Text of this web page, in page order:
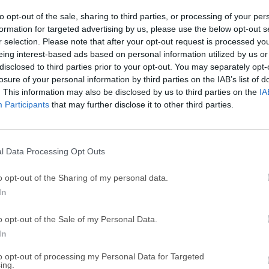
opt-out of the sale, sharing to third parties, or processing of your
for targeted advertising by us, please use the below opt-out
selection. Please note that after your opt-out request is processed
interest-based ads based on personal information utilized by us
to third parties prior to your opt-out. You may separately
of your personal information by third parties on the IAB’s list of
This information may also be disclosed by us to third parties on the
Participants that may further disclose it to other third parties.
Data Processing Opt Outs
opt-out of the Sharing of my personal data.
opt-out of the Sale of my Personal Data.
opt-out of processing my Personal Data for Targeted
GTA 6
GTA 6 for PS5 CapCut Desktop
Hero Wars
Hero Wars - Online Action Game TradingView -
eFootball 2026
con ZennoPoster, podrás automatizar cualquier tipo de
tus ganancias en Internet con ZennoPoster! En un par de
analizadores, publicadores, cargadores, marcadores
una excelente alternativa a este producto, te recomendamos